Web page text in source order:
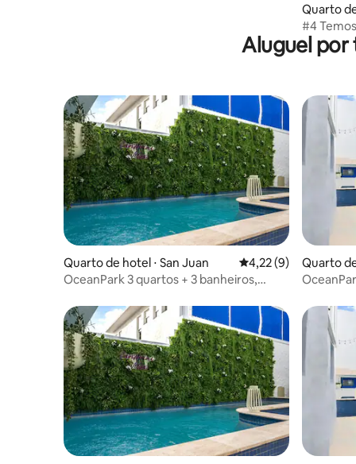
Quarto
#4
Musa
Aluguel por
Quarto de hotel ⋅ San Juan 4,22 de uma
4,22 (9)
OceanPark 3 quartos + 3 banheiros,
@Santorini689
Quarto